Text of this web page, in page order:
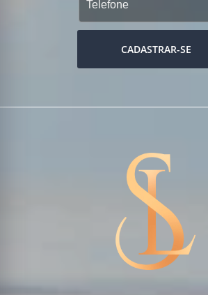
CADASTRAR-SE